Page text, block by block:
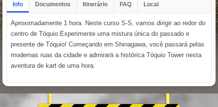
Info Documentos Itinerário FAQ Local
Aproximadamente 1 hora. Neste curso S-S, vamos dirigir ao redor do
centro de Tóquio.Experimente uma mistura única do passado e
presente de Tóquio! Começando em Shinagawa, você passará pelas
modernas ruas da cidade e admirará a histórica Tóquio Tower nesta
aventura de kart de uma hora.